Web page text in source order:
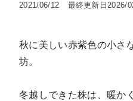
2021/06/12
最終更新日2026/
秋に美しい赤紫色の小さ
坊。
冬越しできた株は、暖か